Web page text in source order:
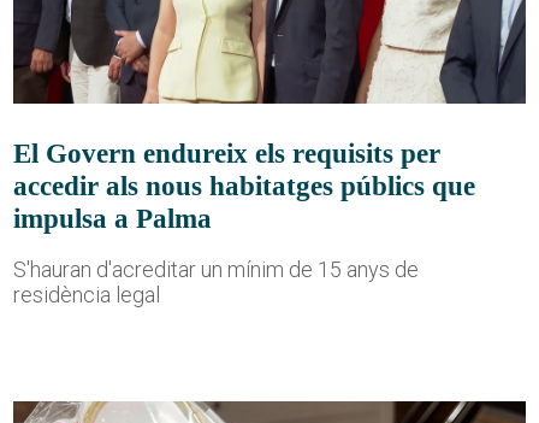
El Govern endureix els requisits per
accedir als nous habitatges públics que
impulsa a Palma
S'hauran d'acreditar un mínim de 15 anys de
residència legal